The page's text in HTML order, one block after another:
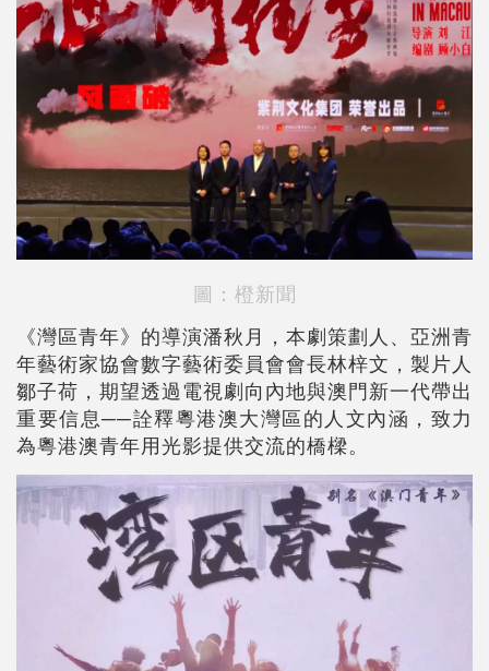
圖：橙新聞
《灣區青年》的導演潘秋月，本劇策劃人、亞洲青
年藝術家協會數字藝術委員會會長林梓文，製片人
鄒子荷，期望透過電視劇向內地與澳門新一代帶出
重要信息──詮釋粵港澳大灣區的人文內涵，致力
為粵港澳青年用光影提供交流的橋樑。